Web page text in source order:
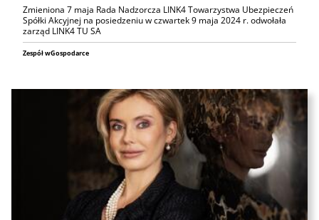
Zmieniona 7 maja Rada Nadzorcza LINK4 Towarzystwa Ubezpieczeń
Spółki Akcyjnej na posiedzeniu w czwartek 9 maja 2024 r. odwołała
zarząd LINK4 TU SA
Zespół wGospodarce